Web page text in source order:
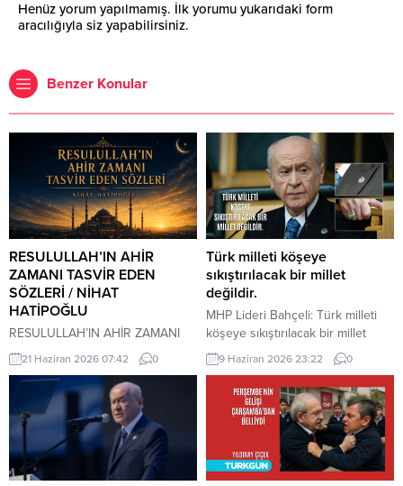
Henüz yorum yapılmamış. İlk yorumu yukarıdaki form
aracılığıyla siz yapabilirsiniz.
Benzer Konular
RESULULLAH’IN AHİR
ZAMANI TASVİR EDEN
SÖZLERİ / NİHAT
HATİPOĞLU
RESULULLAH’IN AHİR ZAMANI
TASVİR EDEN SÖZLERİ İnsanlar
heveslerine uyacaklar, zan ile
hükmedilecek. Bilinmeyen
konularda insanlar konuşacaklar.
Cehalet, dini bilmemek
çoğalacak. Çocuk istenmeyecek.
Dostluk azalacak. Dost dosta
güvenmeyecek. İnsanlar bir
21 Haziran 2026 07:42 0
Türk milleti köşeye
sıkıştırılacak bir millet
değildir.
MHP Lideri Bahçeli: Türk milleti
köşeye sıkıştırılacak bir millet
değildir. Türk milleti, karşısına
yedi düvel de dizilse tarih
sahnesinden silinecek bir millet
değildir. Türkiye, ham hayaller
kurulup çizilen haritaların
kenarına sıkıştırılacak, eline bir
avuç toprak verilip denizlerinden
koparılacak bir ülke değildir.
9 Haziran 2026 23:22 0